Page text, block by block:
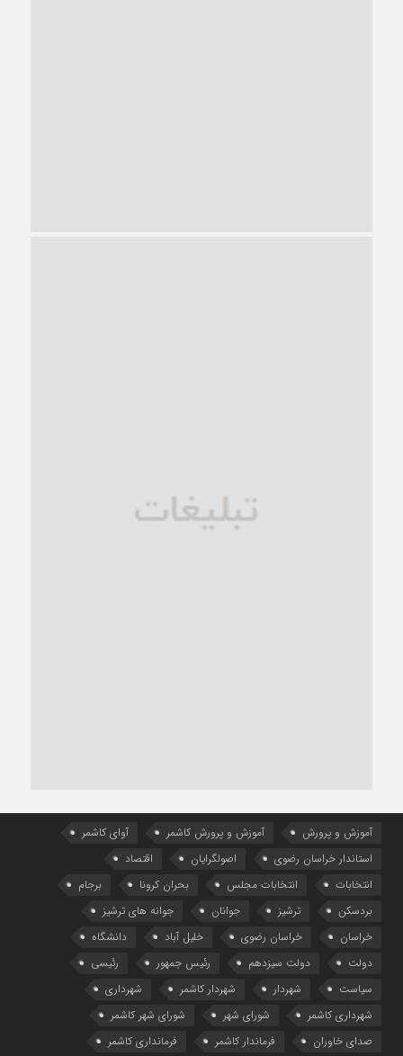
آموزش و پرورش آموزش و پرورش کاشمر
آوای کاشمر
استاندار خراسان رضوی
اصولگرایان
اقتصاد
انتخابات
انتخابات مجلس بحران کرونا
برجام
بردسکن
ترشیز جوانان
جوانه های ترشیز
خراسان
خراسان رضوی خلیل آباد
دانشگاه
دولت
دولت سیزدهم رئیس جمهور
رئیسی
سیاست
شهردار شهردار کاشمر
شهرداری
شهرداری کاشمر
شورای شهر
شورای شهر کاشمر
صدای خاوران
فرماندار کاشمر فرمانداری کاشمر